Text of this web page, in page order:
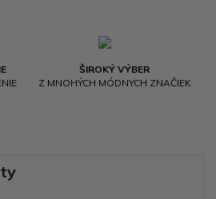
ŠIROKÝ VÝBER
Z MNOHÝCH MÓDNYCH ZNAČIEK